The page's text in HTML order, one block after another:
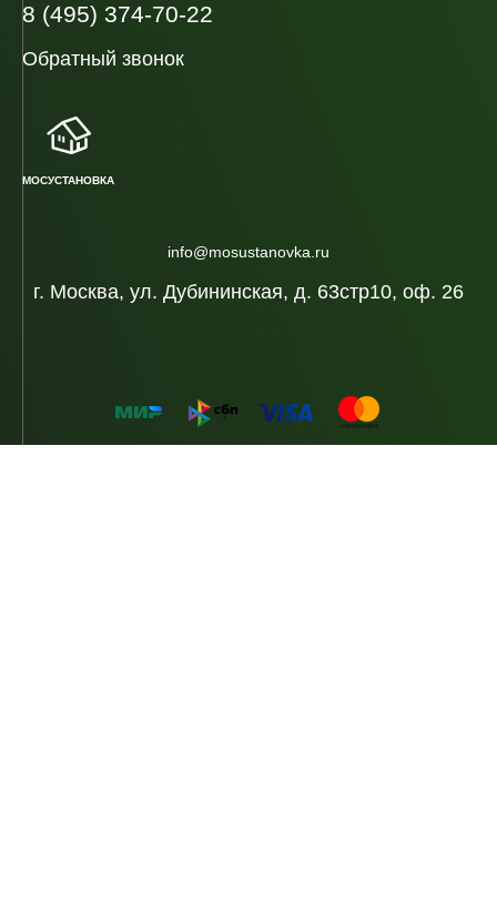
г. Москва, ул. Дубининская, д. 63стр10, оф. 26
info@mosustanovka.ru
8 (495) 374-70-22
Обратный звонок
МОСУСТАНОВКА